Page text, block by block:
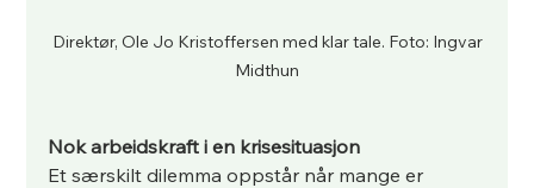
Midthun
Nok arbeidskraft i en krisesituasjon
Et særskilt dilemma oppstår når mange er